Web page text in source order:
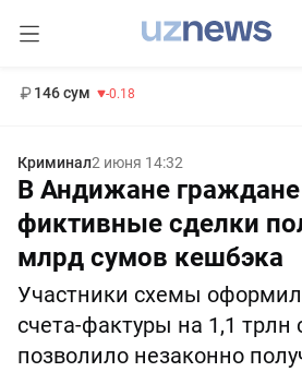
146 сум -0.18
Криминал2 июня 14:32
В Андижане граждане
фиктивные сделки
млрд сумов кешбэка
Участники схемы
счета-фактуры на 1,1 трлн
позволило незаконно